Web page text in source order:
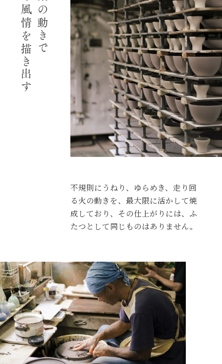
不規則にうねり、ゆらめき、走り回
る火の動きを、最大限に活かして焼
成しており、その仕上がりには、ふ
たつとして同じものはありません。